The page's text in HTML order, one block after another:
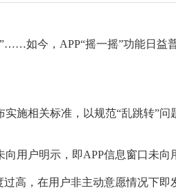
如今，APP“摇一摇”功能日益
相关标准，以规范“乱跳转”问
户明示，即APP信息窗口未向
高，在用户非主动意愿情况下即